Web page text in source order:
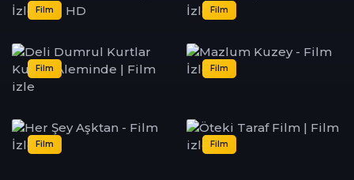
Film Film
Film Film
Film Film